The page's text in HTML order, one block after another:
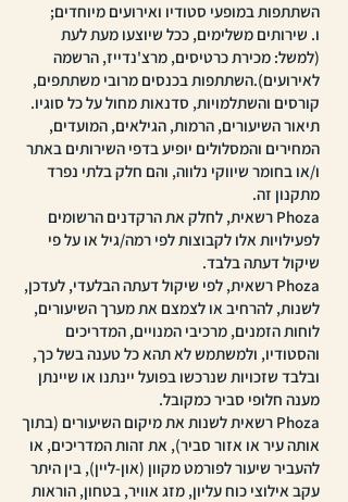
השתתפות במופעי סטודיו ואירועים מיוחדים;
ו. שירותים משלימים, ככל שיוצעו מעת לעת
(למשל: מכירת כרטיסים, מרצ'נדייז, הרשמה
לאירועים).השתתפות בכנסים מרובי משתתפים,
קורסים והשתלמויות, סדנאות מחול על כל סוגיו.
תיאור השיעורים, הרמות, הגילאים, המועדים,
המחירים והמסלולים יופיע בדפי השירותים באתר
ו/או בחומר שיווקי נלווה, והם חלק בלתי נפרד
מתקנון זה.
Phoza רשאית, לחלק את הרקדנים הרשומים
לפעילויות אלו לקבוצות לפי רמה/גיל או על פי
שיקול דעתה בלבד.
Phoza רשאית, לפי שיקול דעתה הבלעדי, לעדכן,
לשנות, להרחיב או לצמצם את מערך השיעורים,
לוחות הזמנים, מרכיבי המנויים, המדריכים
והסטודיו, ולמשתמש לא תהא כל טענה בשל כך,
ובלבד שזכויות שנרכשו בפועל יינתנו או שיינתן
מענה חלופי סביר כמקובל.
Phoza רשאית לשנות את מיקום השיעורים (בתוך
אותה עיר או אזור סביר), את זהות המדריכים, או
להעביר שיעור לפורמט מקוון (און-ליין), בין היתר
עקב אילוצי כוח עליון, מזג אוויר, בטחון, הוראות